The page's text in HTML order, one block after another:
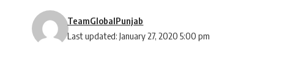
Last updated: January 27, 2020 5:00 pm
TeamGlobalPunjab